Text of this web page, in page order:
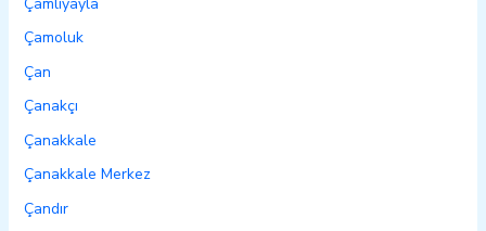
Çamoluk
Çan
Çanakçı
Çanakkale
Çanakkale Merkez
Çandır